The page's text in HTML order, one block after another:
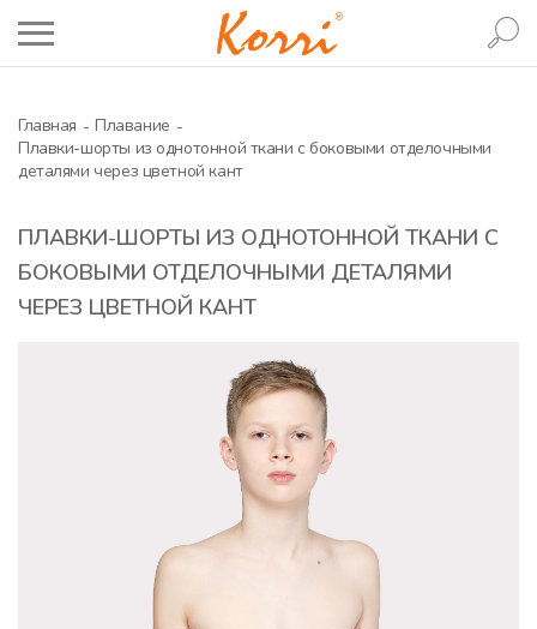
Главная
Плавание
Плавки-шорты из однотонной ткани с боковыми отделочными
деталями через цветной кант
ПЛАВКИ-ШОРТЫ ИЗ ОДНОТОННОЙ ТКАНИ С
БОКОВЫМИ ОТДЕЛОЧНЫМИ ДЕТАЛЯМИ
ЧЕРЕЗ ЦВЕТНОЙ КАНТ